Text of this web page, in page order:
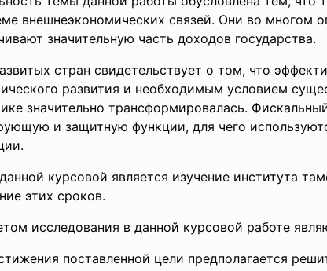
внешнеэкономических связей. Они во многом
значительную часть доходов государства.
стран свидетельствует о том, что
развития и необходимым условием
значительно трансформировалась.
и защитную функции, для чего
курсовой является изучение института
этих сроков.
исследования в данной курсовой работе
поставленной цели предполагается